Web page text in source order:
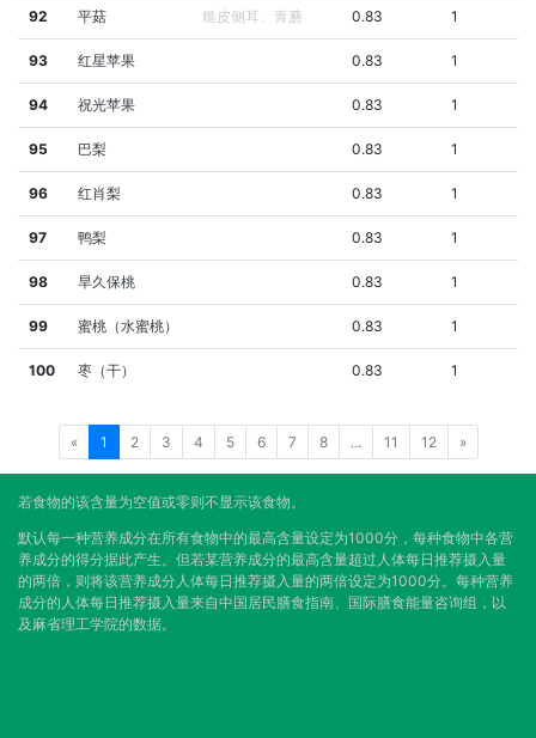
92 平菇 糙皮侧耳、青蘑 0.83 1
93 红星苹果 0.83 1
94 祝光苹果 0.83 1
95 巴梨 0.83 1
96 红肖梨 0.83 1
97 鸭梨 0.83 1
98 旱久保桃 0.83 1
99 蜜桃（水蜜桃） 0.83 1
100 枣（干） 0.83 1
« 1 2 3 4 5 6 7 8 ... 11 12 »
若食物的该含量为空值或零则不显示该食物。
默认每一种营养成分在所有食物中的最高含量设定为1000分，每种食物中各营
养成分的得分据此产生。但若某营养成分的最高含量超过人体每日推荐摄入量
的两倍，则将该营养成分人体每日推荐摄入量的两倍设定为1000分。每种营养
成分的人体每日推荐摄入量来自中国居民膳食指南、国际膳食能量咨询组，以
及麻省理工学院的数据。